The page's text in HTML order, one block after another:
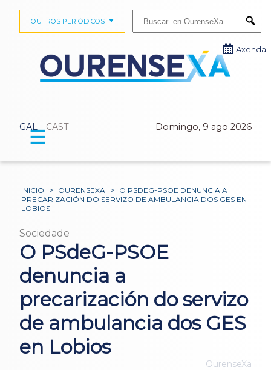
GAL CAST Domingo, 9 ago 2026
OUTROS PERIÓDICOS
Axenda
☰
INICIO > OURENSEXA > O PSDEG-PSOE DENUNCIA A
PRECARIZACIÓN DO SERVIZO DE AMBULANCIA DOS GES EN
LOBIOS
Sociedade
O PSdeG-PSOE
denuncia a
precarización do servizo
de ambulancia dos GES
en Lobios
OurenseXa